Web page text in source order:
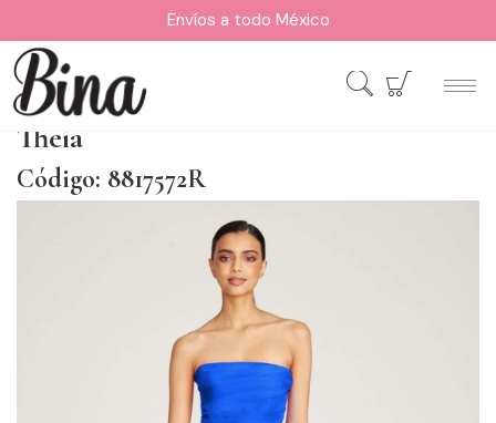
Envíos a todo México
Theia
Código: 8817572R